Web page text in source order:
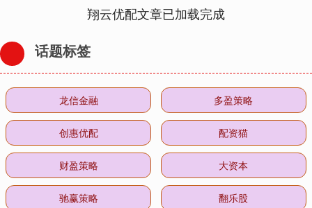
翔云优配文章已加载完成
话题标签
龙信金融 多盈策略
创惠优配 配资猫
财盈策略 大资本
驰赢策略 翻乐股